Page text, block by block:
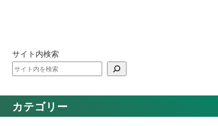
サイト内検索
カテゴリー